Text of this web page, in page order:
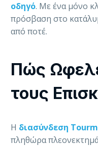
οδηγό. Με ένα μόνο
πρόσβαση στο
από ποτέ.
Πώς
τους
Η διασύνδεση
πληθώρα